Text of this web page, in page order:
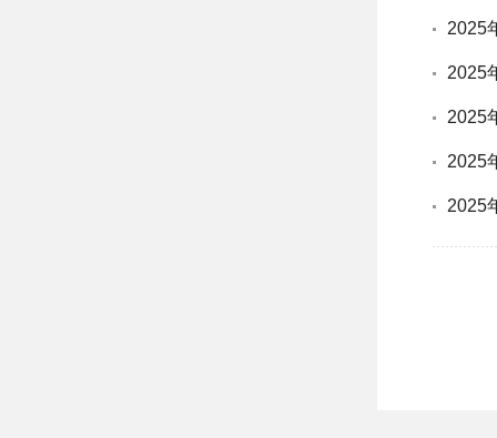
2025
2025
2025
2025
2025